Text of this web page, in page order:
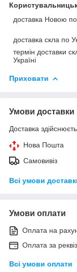
доставка Новою
доставка скла по
термін доставки
Україні
Приховати
Умови доставки
Доставка
Нова Пошта
Самовивіз
Всі умови
Умови оплати
Оплата на
Оплата за
Всі умови оплати